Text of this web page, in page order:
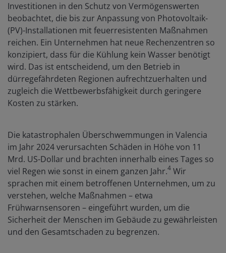
Investitionen in den Schutz von Vermögenswerten
beobachtet, die bis zur Anpassung von Photovoltaik-
(PV)-Installationen mit feuerresistenten Maßnahmen
reichen. Ein Unternehmen hat neue Rechenzentren so
konzipiert, dass für die Kühlung kein Wasser benötigt
wird. Das ist entscheidend, um den Betrieb in
dürregefährdeten Regionen aufrechtzuerhalten und
zugleich die Wettbewerbsfähigkeit durch geringere
Kosten zu stärken.
Die katastrophalen Überschwemmungen in Valencia
im Jahr 2024 verursachten Schäden in Höhe von 11
Mrd. US-Dollar und brachten innerhalb eines Tages so
viel Regen wie sonst in einem ganzen Jahr.4 Wir
sprachen mit einem betroffenen Unternehmen, um zu
verstehen, welche Maßnahmen – etwa
Frühwarnsensoren – eingeführt wurden, um die
Sicherheit der Menschen im Gebäude zu gewährleisten
und den Gesamtschaden zu begrenzen.